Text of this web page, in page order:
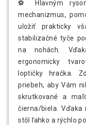
⚽ Hlavným
mechanizmus,
uložiť prakticky
stabilizačné tyče
na nohách.
ergonomicky
loptičky hračka.
priebeh, aby Vám
skrutkované a
čierna/biela. Vďaka
stôl ľahko a rýchlo